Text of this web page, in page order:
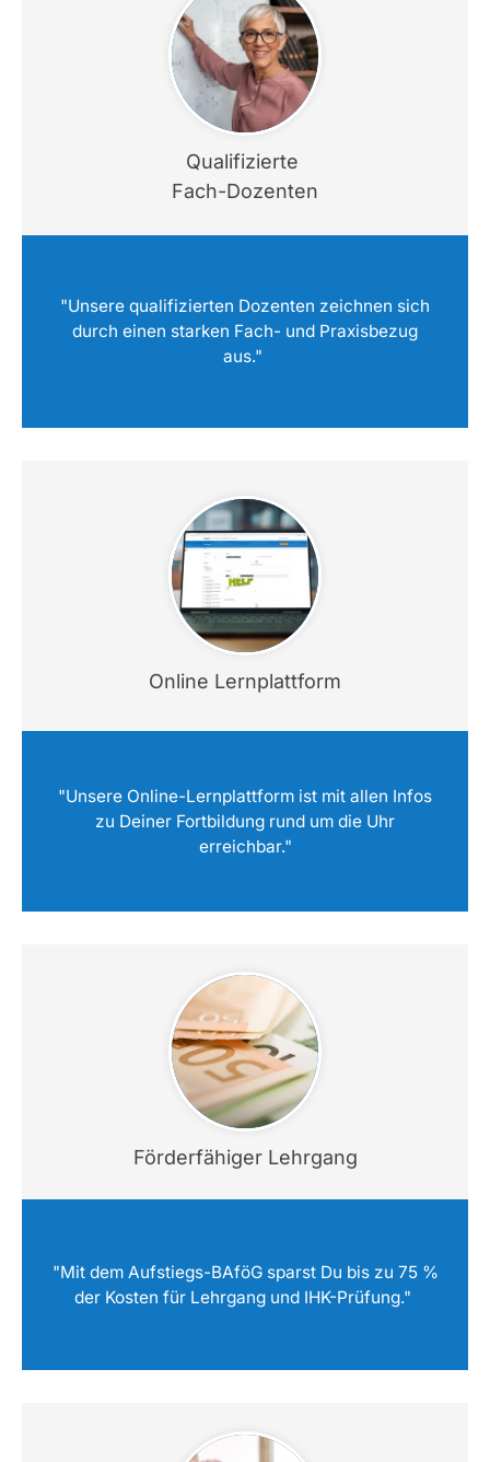
"Unsere qualifizierten Dozenten zeichnen sich
durch einen starken Fach- und Praxisbezug
aus."
Qualifizierte
Fach-Dozenten
"Unsere Online-Lernplattform ist mit allen Infos
zu Deiner Fortbildung rund um die Uhr
erreichbar."
Online Lernplattform
"Mit dem Aufstiegs-BAföG sparst Du bis zu 75 %
der Kosten für Lehrgang und IHK-Prüfung."
Förderfähiger Lehrgang